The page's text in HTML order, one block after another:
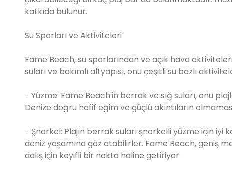
katkıda bulunur.
Su Sporları ve Aktiviteleri
Fame Beach, su sporlarından ve açık hava
suları ve bakımlı altyapısı, onu çeşitli su bazlı
- Yüzme: Fame Beach'in berrak ve sığ suları, onu
Denize doğru hafif eğim ve güçlü akıntıların
- Şnorkel: Plajın berrak suları şnorkelli yüzme için iyi
deniz yaşamına göz atabilirler. Fame Beach, geniş
dalış için keyifli bir nokta haline getiriyor.